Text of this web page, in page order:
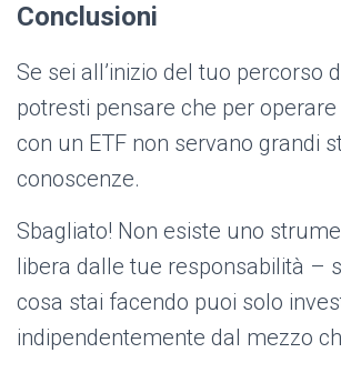
Conclusioni
Se sei all’inizio del tuo percorso
potresti pensare che per
con un ETF non servano grandi
conoscenze.
Sbagliato! Non esiste uno
libera dalle tue responsabilità –
cosa stai facendo puoi solo
indipendentemente dal mezzo